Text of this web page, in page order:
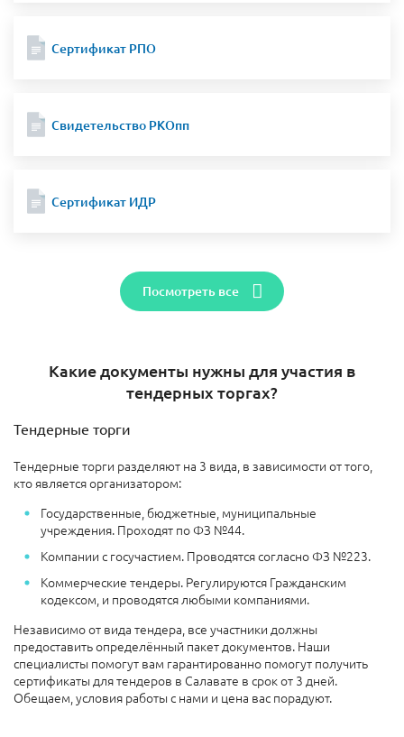
Сертификат РПО
Свидетельство РКОпп
Сертификат ИДР
Посмотреть все
Какие документы нужны для участия в
тендерных торгах?
Тендерные торги
Тендерные торги разделяют на 3 вида, в зависимости от того,
кто является организатором:
Государственные, бюджетные, муниципальные
учреждения. Проходят по ФЗ №44.
Компании с госучастием. Проводятся согласно ФЗ №223.
Коммерческие тендеры. Регулируются Гражданским
кодексом, и проводятся любыми компаниями.
Независимо от вида тендера, все участники должны
предоставить определённый пакет документов. Наши
специалисты помогут вам гарантированно помогут получить
сертификаты для тендеров в Салавате в срок от 3 дней.
Обещаем, условия работы с нами и цена вас порадуют.